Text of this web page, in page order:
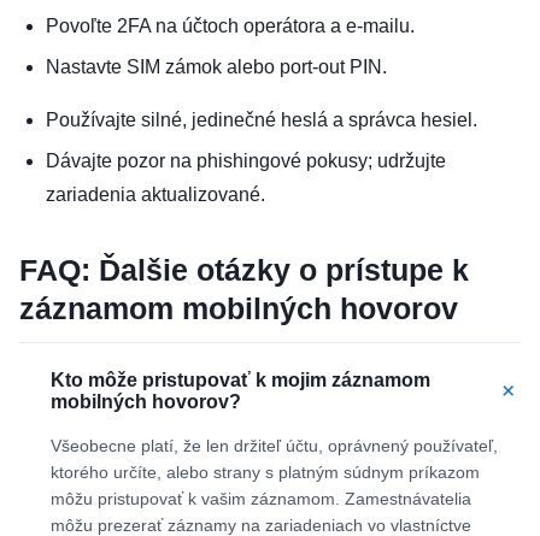
Povoľte 2FA na účtoch operátora a e-mailu.
Nastavte SIM zámok alebo port-out PIN.
Používajte silné, jedinečné heslá a správca hesiel.
Dávajte pozor na phishingové pokusy; udržujte
zariadenia aktualizované.
FAQ: Ďalšie otázky o prístupe k
záznamom mobilných hovorov
Kto môže pristupovať k mojim záznamom
mobilných hovorov?
+
Všeobecne platí, že len držiteľ účtu, oprávnený používateľ,
ktorého určíte, alebo strany s platným súdnym príkazom
môžu pristupovať k vašim záznamom. Zamestnávatelia
môžu prezerať záznamy na zariadeniach vo vlastníctve